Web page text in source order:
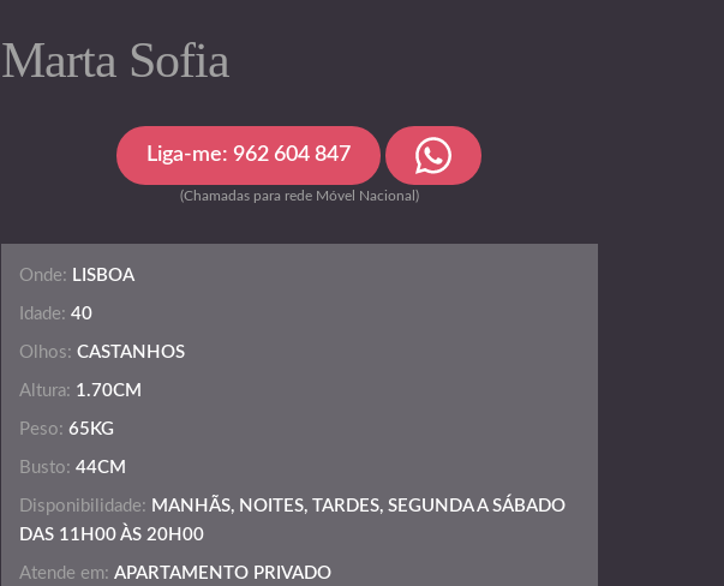
Marta Sofia
Liga-me: 962 604 847
(Chamadas para rede Móvel Nacional)
Onde: LISBOA
Idade: 40
Olhos: CASTANHOS
Altura: 1.70CM
Peso: 65KG
Busto: 44CM
Disponibilidade: MANHÃS, NOITES, TARDES, SEGUNDA A SÁBADO
DAS 11H00 ÀS 20H00
Atende em: APARTAMENTO PRIVADO